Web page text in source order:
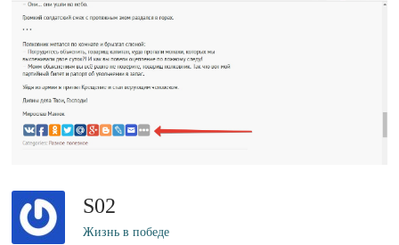
S02
Жизнь в победе